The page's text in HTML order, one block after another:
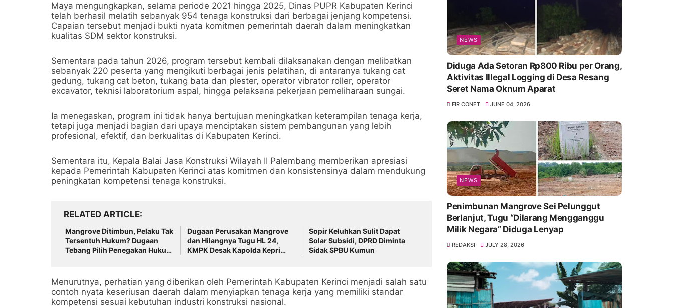
Maya mengungkapkan, selama periode 2021 hingga 2025, Dinas PUPR Kabupaten Kerinci
telah berhasil melatih sebanyak 954 tenaga konstruksi dari berbagai jenjang kompetensi.
Capaian tersebut menjadi bukti nyata komitmen pemerintah daerah dalam meningkatkan
kualitas SDM sektor konstruksi.
Sementara pada tahun 2026, program tersebut kembali dilaksanakan dengan melibatkan
sebanyak 220 peserta yang mengikuti berbagai jenis pelatihan, di antaranya tukang cat
gedung, tukang cat beton, tukang bata dan plester, operator vibrator roller, operator
excavator, teknisi laboratorium aspal, hingga pelaksana pekerjaan pemeliharaan sungai.
Ia menegaskan, program ini tidak hanya bertujuan meningkatkan keterampilan tenaga kerja,
tetapi juga menjadi bagian dari upaya menciptakan sistem pembangunan yang lebih
profesional, efektif, dan berkualitas di Kabupaten Kerinci.
Sementara itu, Kepala Balai Jasa Konstruksi Wilayah II Palembang memberikan apresiasi
kepada Pemerintah Kabupaten Kerinci atas komitmen dan konsistensinya dalam mendukung
peningkatan kompetensi tenaga konstruksi.
RELATED ARTICLE
Mangrove Ditimbun, Pelaku Tak
Tersentuh Hukum? Dugaan
Tebang Pilih Penegakan Hukum
Dugaan Perusakan Mangrove
dan Hilangnya Tugu HL 24,
KMPK Desak Kapolda Kepri
Sopir Keluhkan Sulit Dapat
Solar Subsidi, DPRD Diminta
Sidak SPBU Kumun
Menurutnya, perhatian yang diberikan oleh Pemerintah Kabupaten Kerinci menjadi salah satu
contoh nyata keseriusan daerah dalam menyiapkan tenaga kerja yang memiliki standar
kompetensi sesuai kebutuhan industri konstruksi nasional.
NEWS
Diduga Ada Setoran Rp800 Ribu per Orang,
Aktivitas Illegal Logging di Desa Resang
Seret Nama Oknum Aparat
FIR CONET JUNE 04, 2026
NEWS
Penimbunan Mangrove Sei Pelunggut
Berlanjut, Tugu “Dilarang Mengganggu
Milik Negara” Diduga Lenyap
REDAKSI JULY 28, 2026